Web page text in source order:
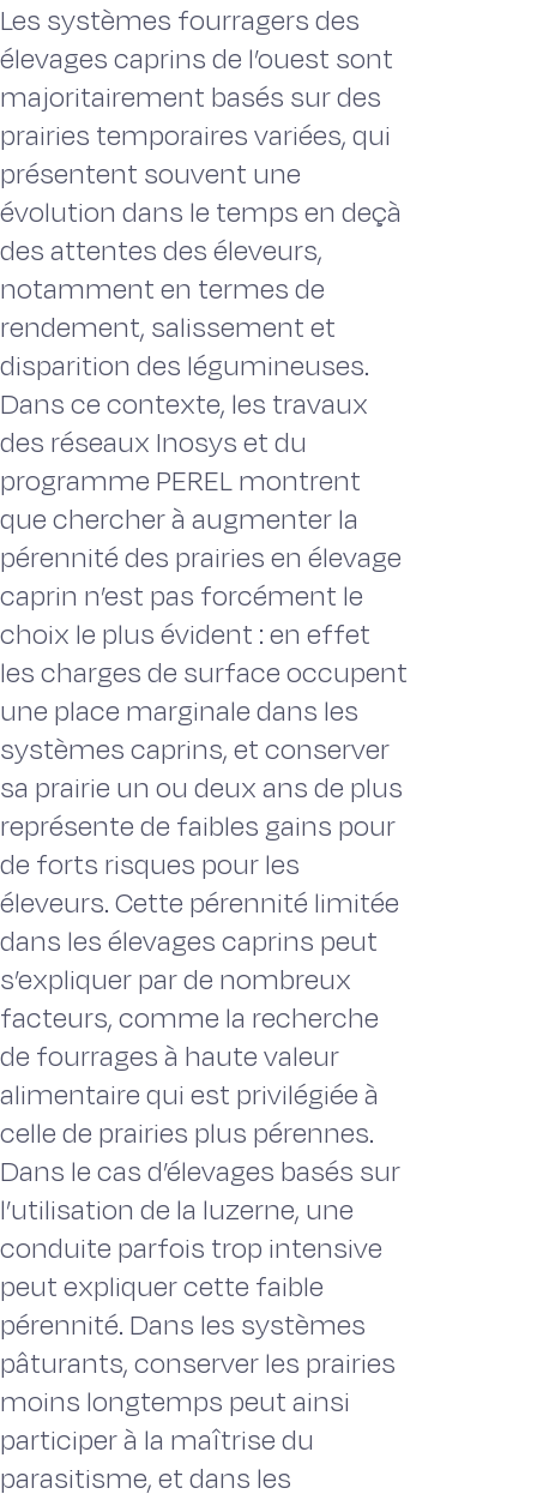
Les systèmes fourragers des
élevages caprins de l’ouest sont
majoritairement basés sur des
prairies temporaires variées, qui
présentent souvent une
évolution dans le temps en deçà
des attentes des éleveurs,
notamment en termes de
rendement, salissement et
disparition des légumineuses.
Dans ce contexte, les travaux
des réseaux Inosys et du
programme PEREL montrent
que chercher à augmenter la
pérennité des prairies en élevage
caprin n’est pas forcément le
choix le plus évident : en effet
les charges de surface occupent
une place marginale dans les
systèmes caprins, et conserver
sa prairie un ou deux ans de plus
représente de faibles gains pour
de forts risques pour les
éleveurs. Cette pérennité limitée
dans les élevages caprins peut
s’expliquer par de nombreux
facteurs, comme la recherche
de fourrages à haute valeur
alimentaire qui est privilégiée à
celle de prairies plus pérennes.
Dans le cas d’élevages basés sur
l’utilisation de la luzerne, une
conduite parfois trop intensive
peut expliquer cette faible
pérennité. Dans les systèmes
pâturants, conserver les prairies
moins longtemps peut ainsi
participer à la maîtrise du
parasitisme, et dans les